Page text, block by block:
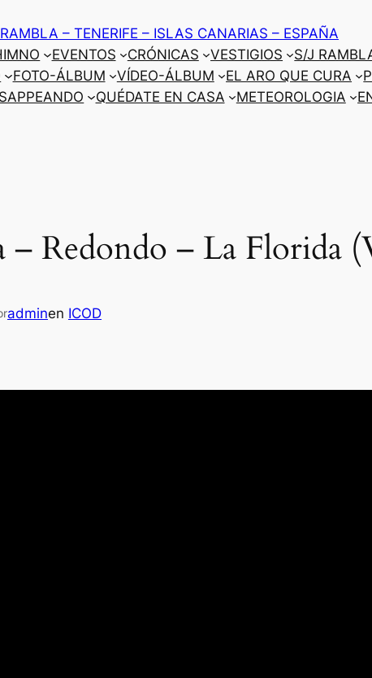
– TENERIFE – ISLAS CANARIAS – ESPAÑA
EVENTOS CRÓNICAS VESTIGIOS S/J
FOTO-ÁLBUM VÍDEO-ÁLBUM EL ARO QUE CURA
QUÉDATE EN CASA METEOROLOGIA
– Redondo – La Florida
adminen ICOD